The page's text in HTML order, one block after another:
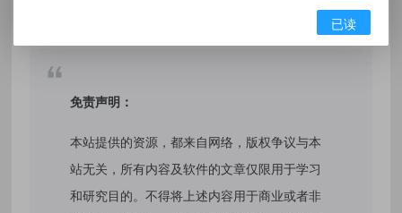
免责声明：
本站提供的资源，都来自网络，版权争议与本
站无关，所有内容及软件的文章仅限用于学习
和研究目的。不得将上述内容用于商业或者非
已读